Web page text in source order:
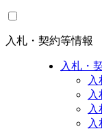
入札・契約等情報
入札・
入
入